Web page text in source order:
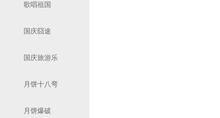
歌唱祖国
国庆囧途
国庆旅游乐
月饼十八弯
月饼爆破